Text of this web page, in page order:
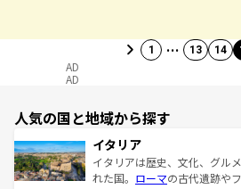
1 … 13 14
AD
AD
人気の国と地域から探す
イタリア
イタリアは歴史、文化、グル
れた国。 ローマの古代遺跡や